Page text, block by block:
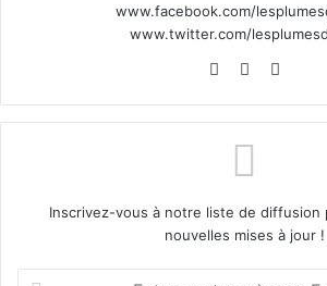
www.facebook.com/
www.twitter.com/
WebsiteFacebook
Inscrivez-vous à notre liste de diffusion
nouvelles mises à jour !